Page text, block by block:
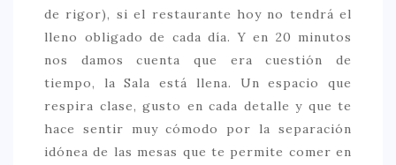
de rigor), si el restaurante hoy no tendrá el
lleno obligado de cada día. Y en 20 minutos
nos damos cuenta que era cuestión de
tiempo, la Sala está llena. Un espacio que
respira clase, gusto en cada detalle y que te
hace sentir muy cómodo por la separación
idónea de las mesas que te permite comer en